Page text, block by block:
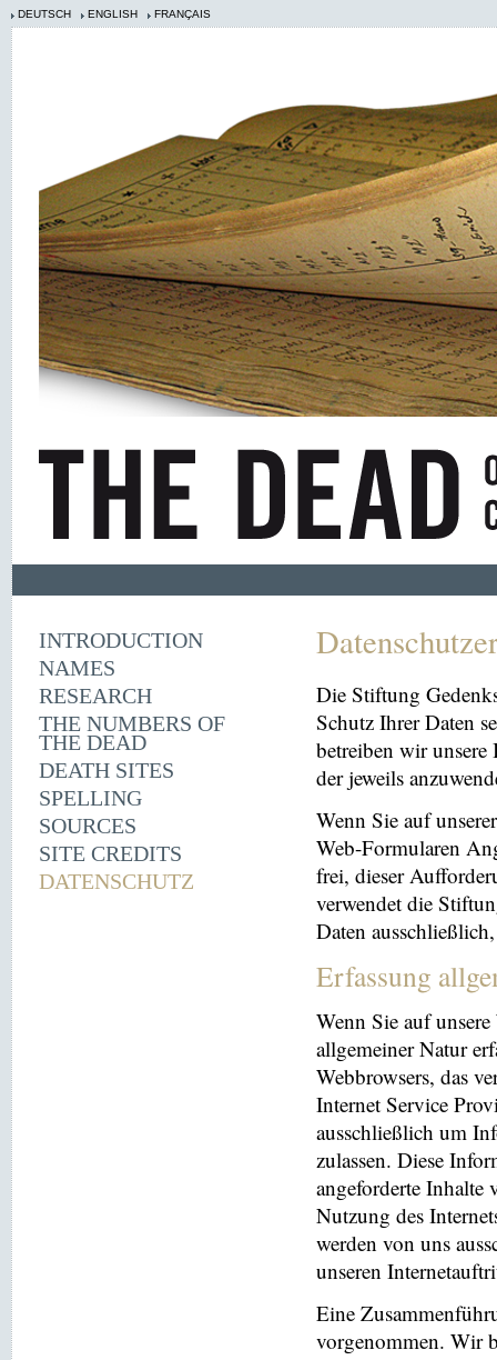
DEUTSCH ENGLISH FRANÇAIS
INTRODUCTION
NAMES
RESEARCH
THE NUMBERS OF
THE DEAD
DEATH SITES
SPELLING
SOURCES
SITE CREDITS
DATENSCHUTZ
Die Stiftung
Schutz Ihrer Daten
betreiben wir
der jeweils
Wenn Sie auf
Web-Formularen
frei, dieser
verwendet die
Daten
Erfassung
Wenn Sie auf
allgemeiner Natur
Webbrowsers, das
Internet Service
ausschließlich um
zulassen. Diese
angeforderte Inhalte
Nutzung des
werden von uns
unseren
Eine
vorgenommen. Wir